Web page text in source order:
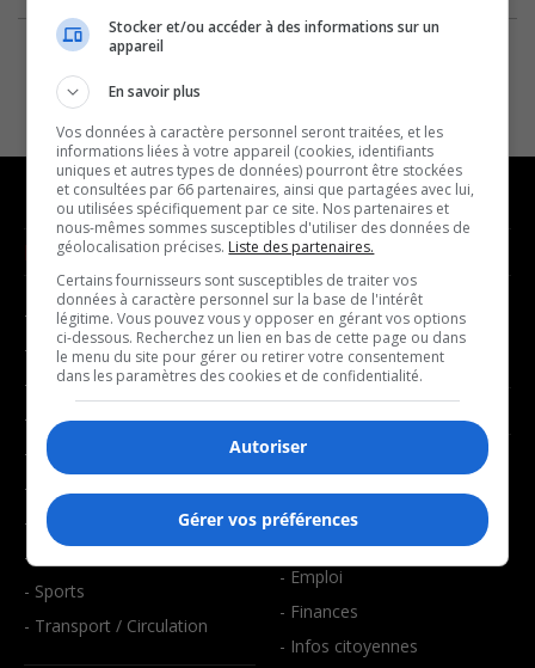
NOUVELLES
- Affaires municipales
- Communauté / Social
- Culture
- Économie
- Éducation
- Environnement
- Faits divers
- Santé et bien-être
- Sports
- Transport / Circulation
MUSIQUE
- Décompte franco
- Joué récemment
BALADOS
- Affaires
- Art de vivre
- Bien-être
- Emploi
- Finances
- Infos citoyennes
Stocker et/ou accéder à des informations sur un
appareil
En savoir plus
Vos données à caractère personnel seront traitées, et les
informations liées à votre appareil (cookies, identifiants
uniques et autres types de données) pourront être stockées
et consultées par 66 partenaires, ainsi que partagées avec lui,
ou utilisées spécifiquement par ce site. Nos partenaires et
nous-mêmes sommes susceptibles d'utiliser des données de
géolocalisation précises. Liste des partenaires.
Certains fournisseurs sont susceptibles de traiter vos
données à caractère personnel sur la base de l'intérêt
légitime. Vous pouvez vous y opposer en gérant vos options
ci-dessous. Recherchez un lien en bas de cette page ou dans
le menu du site pour gérer ou retirer votre consentement
dans les paramètres des cookies et de confidentialité.
Autoriser
Gérer vos préférences